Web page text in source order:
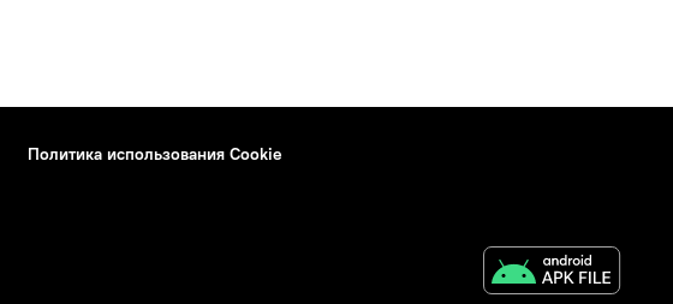
Политика использования Cookie